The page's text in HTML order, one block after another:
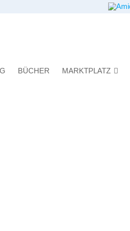
BÜCHER MARKTPLATZ